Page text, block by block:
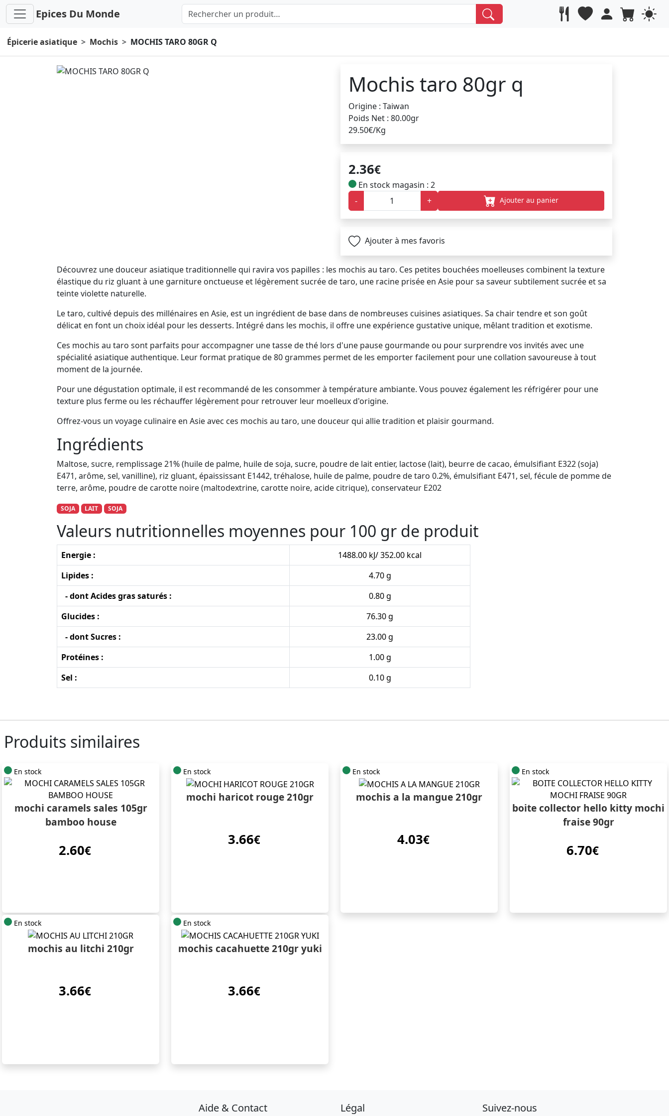
Epices Du Monde
Épicerie asiatique Mochis MOCHIS TARO 80GR Q
Mochis taro 80gr q
Origine : Taiwan
Poids Net : 80.00gr
29.50€/Kg
2.36€
En stock magasin : 2
-
+ Ajouter au panier
Ajouter à mes favoris
Découvrez une douceur asiatique traditionnelle qui ravira vos papilles : les mochis au taro. Ces petites bouchées moelleuses combinent la texture
élastique du riz gluant à une garniture onctueuse et légèrement sucrée de taro, une racine prisée en Asie pour sa saveur subtilement sucrée et sa
teinte violette naturelle.
Le taro, cultivé depuis des millénaires en Asie, est un ingrédient de base dans de nombreuses cuisines asiatiques. Sa chair tendre et son goût
délicat en font un choix idéal pour les desserts. Intégré dans les mochis, il offre une expérience gustative unique, mêlant tradition et exotisme.
Ces mochis au taro sont parfaits pour accompagner une tasse de thé lors d'une pause gourmande ou pour surprendre vos invités avec une
spécialité asiatique authentique. Leur format pratique de 80 grammes permet de les emporter facilement pour une collation savoureuse à tout
moment de la journée.
Pour une dégustation optimale, il est recommandé de les consommer à température ambiante. Vous pouvez également les réfrigérer pour une
texture plus ferme ou les réchauffer légèrement pour retrouver leur moelleux d'origine.
Offrez-vous un voyage culinaire en Asie avec ces mochis au taro, une douceur qui allie tradition et plaisir gourmand.
Ingrédients
Maltose, sucre, remplissage 21% (huile de palme, huile de soja, sucre, poudre de lait entier, lactose (lait), beurre de cacao, émulsifiant E322 (soja)
E471, arôme, sel, vanilline), riz gluant, épaississant E1442, tréhalose, huile de palme, poudre de taro 0.2%, émulsifiant E471, sel, fécule de pomme de
terre, arôme, poudre de carotte noire (maltodextrine, carotte noire, acide citrique), conservateur E202
SOJA LAIT SOJA
Valeurs nutritionnelles moyennes pour 100 gr de produit
Energie :
1488.00 kJ/ 352.00 kcal
Lipides :
4.70 g
- dont Acides gras saturés :
0.80 g
Glucides :
76.30 g
- dont Sucres :
23.00 g
Protéines :
1.00 g
Sel :
0.10 g
Produits similaires
En stock
mochi caramels sales 105gr
bamboo house
2.60€
En stock
mochi haricot rouge 210gr
3.66€
En stock
mochis a la mangue 210gr
4.03€
En stock
boite collector hello kitty mochi
fraise 90gr
6.70€
En stock
mochis au litchi 210gr
3.66€
En stock
mochis cacahuette 210gr yuki
3.66€
Aide & Contact Légal Suivez-nous